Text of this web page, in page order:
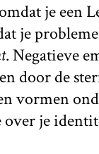
je een
je
. Negatieve
door de
vormen
over je